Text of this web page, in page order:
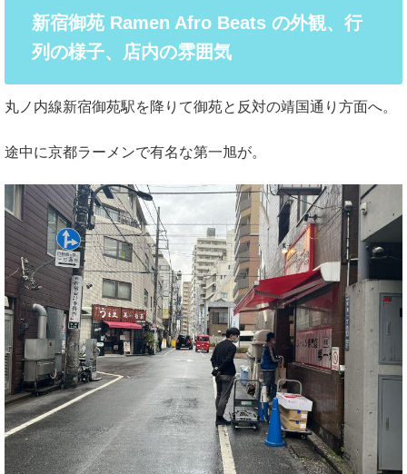
新宿御苑 Ramen Afro Beats の外観、行
列の様子、店内の雰囲気
丸ノ内線新宿御苑駅を降りて御苑と反対の靖国通り方面へ。
途中に京都ラーメンで有名な第一旭が。